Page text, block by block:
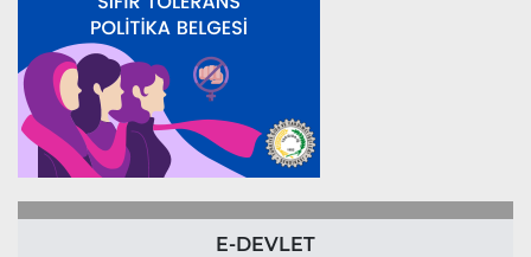
E-DEVLET